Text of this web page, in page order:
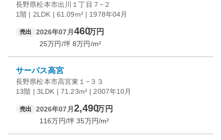
長野県松本市出川１丁目７−２
1階 | 2LDK | 61.09m² | 1978年04月
売出 2026年07月 460万円
25万円/坪 8万円/m²
サーパス高宮
長野県松本市高宮東１−３３
13階 | 3LDK | 71.23m² | 2007年10月
売出 2026年07月 2,490万円
116万円/坪 35万円/m²